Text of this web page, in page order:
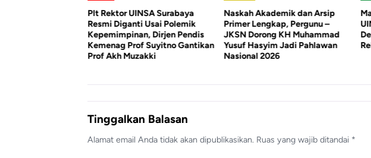
Prof Suyitno Gantikan
Naskah Akademik dan Arsip
Primer Lengkap, Pergunu –
JKSN Dorong KH Muhammad
Yusuf Hasyim Jadi Pahlawan
Nasional 2026
Mahasiswa Demo Kampus
UINSA, Mosi Tidak Percaya dan
Desak Menteri Agama Copot Plt
Rektor Karena Cacat Hukum
Tinggalkan Balasan
Alamat email Anda tidak akan dipublikasikan. Ruas yang wajib ditandai *